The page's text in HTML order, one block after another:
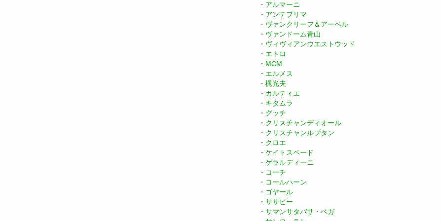
・ アルマーニ
・ アンテプリマ
・ ヴァンクリーフ＆アーペル
・ ヴァンドーム青山
・ ヴィヴィアンウエストウッド
・ エトロ
・ MCM
・ エルメス
・ 梶光夫
・ カルティエ
・ キタムラ
・ グッチ
・ クリスチャンディオール
・ クリスチャンルブタン
・ クロエ
・ ケイトスペード
・ ゲラルディーニ
・ コーチ
・ コールハーン
・ ゴヤール
・ サザビー
・ サマンサタバサ・ベガ